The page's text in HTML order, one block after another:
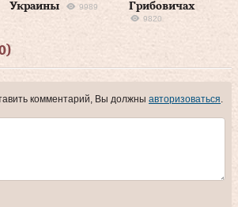
Украины
9989
Грибовичах
9820
комментарий, Вы должны авторизоваться.